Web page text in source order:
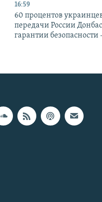
16:59
60 процентов
передачи России
гарантии безопасности